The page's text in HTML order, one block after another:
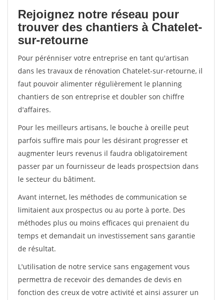
Rejoignez notre réseau pour
trouver des chantiers à Chatelet-
sur-retourne
Pour pérénniser votre entreprise en tant qu'artisan
dans les travaux de rénovation Chatelet-sur-retourne, il
faut pouvoir alimenter régulièrement le planning
chantiers de son entreprise et doubler son chiffre
d'affaires.
Pour les meilleurs artisans, le bouche à oreille peut
parfois suffire mais pour les désirant progresser et
augmenter leurs revenus il faudra obligatoirement
passer par un fournisseur de leads prospectsion dans
le secteur du bâtiment.
Avant internet, les méthodes de communication se
limitaient aux prospectus ou au porte à porte. Des
méthodes plus ou moins efficaces qui prenaient du
temps et demandait un investissement sans garantie
de résultat.
L'utilisation de notre service sans engagement vous
permettra de recevoir des demandes de devis en
fonction des creux de votre activité et ainsi assurer un